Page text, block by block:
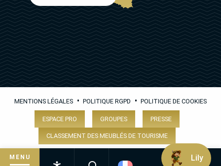
MENU
MENTIONS LÉGALES • POLITIQUE RGPD • POLITIQUE DE COOKIES
ESPACE PRO GROUPES PRESSE
CLASSEMENT DES MEUBLÉS DE TOURISME
Lily